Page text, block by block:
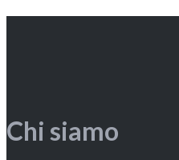
Chi siamo